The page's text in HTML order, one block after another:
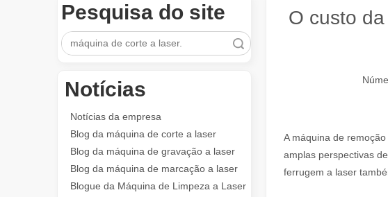
Pesquisa do site
Notícias
Notícias da empresa
Blog da máquina de corte a laser
Blog da máquina de gravação a laser
Blog da máquina de marcação a laser
Blogue da Máquina de Limpeza a Laser
As aplicações versáteis e os recursos excelentes das máquinas de
O custo
A máquina de
amplas perspectivas
ferrugem a laser